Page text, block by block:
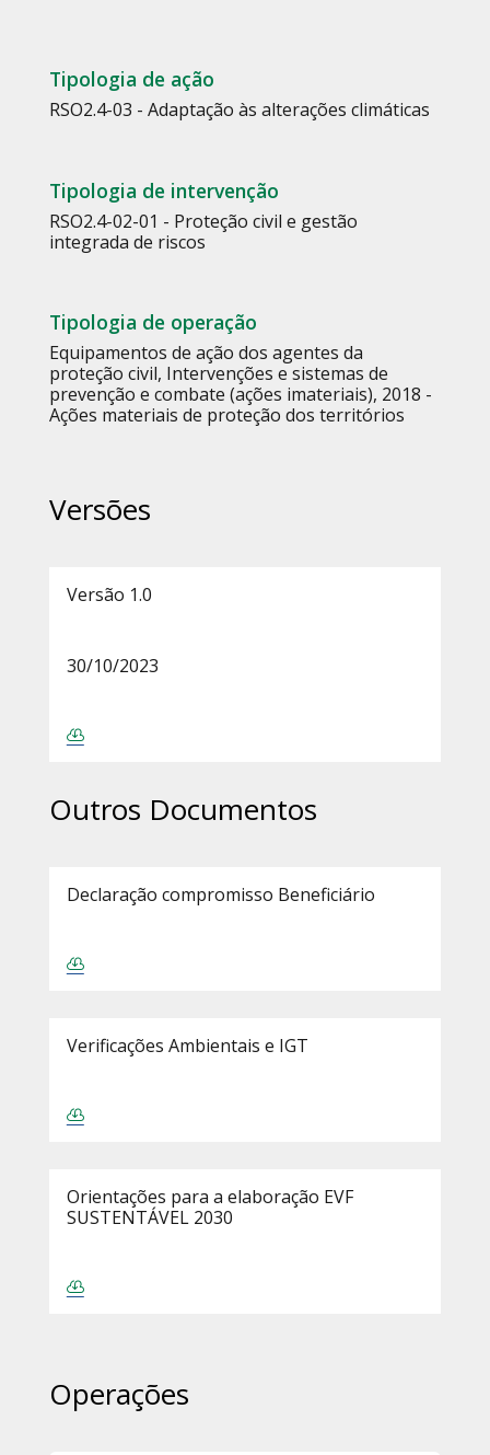
Tipologia de ação
RSO2.4-03 - Adaptação às alterações climáticas
Tipologia de intervenção
RSO2.4-02-01 - Proteção civil e gestão
integrada de riscos
Tipologia de operação
Equipamentos de ação dos agentes da
proteção civil, Intervenções e sistemas de
prevenção e combate (ações imateriais), 2018 -
Ações materiais de proteção dos territórios
Versões
Versão 1.0
30/10/2023
Outros Documentos
Declaração compromisso Beneficiário
Verificações Ambientais e IGT
Orientações para a elaboração EVF
SUSTENTÁVEL 2030
Operações